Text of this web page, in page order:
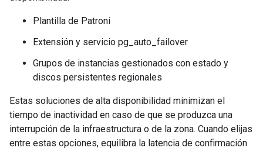
Plantilla de Patroni
Extensión y servicio pg_auto_failover
Grupos de instancias gestionados con estado y
discos persistentes regionales
Estas soluciones de alta disponibilidad minimizan el
tiempo de inactividad en caso de que se produzca una
interrupción de la infraestructura o de la zona. Cuando elijas
entre estas opciones, equilibra la latencia de confirmación